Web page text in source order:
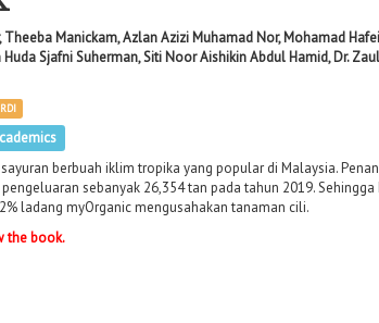
Theeba Manickam, Azlan Azizi Muhamad Nor, Mohamad
Sjafni Suherman, Siti Noor Aishikin Abdul Hamid, Dr.
berbuah iklim tropika yang popular di Malaysia.
sebanyak 26,354 tan pada tahun 2019.
ladang myOrganic mengusahakan tanaman cili.
the book.